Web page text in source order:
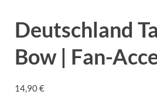
Deutschland
Bow | Fan-
14,90€